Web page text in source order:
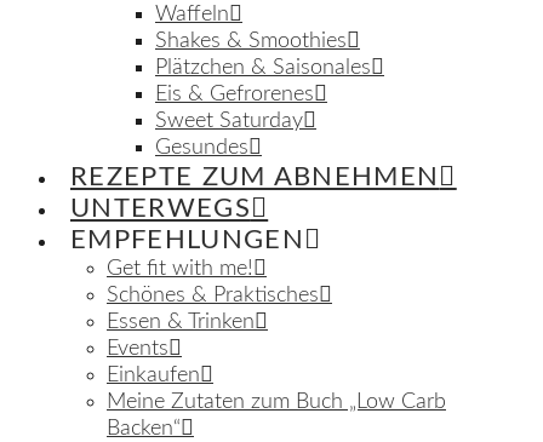
Waffeln
Shakes & Smoothies
Plätzchen & Saisonales
Eis & Gefrorenes
Sweet Saturday
Gesundes
REZEPTE ZUM ABNEHMEN
UNTERWEGS
EMPFEHLUNGEN
Get fit with me!
Schönes & Praktisches
Essen & Trinken
Events
Einkaufen
Meine Zutaten zum Buch „Low Carb
Backen“